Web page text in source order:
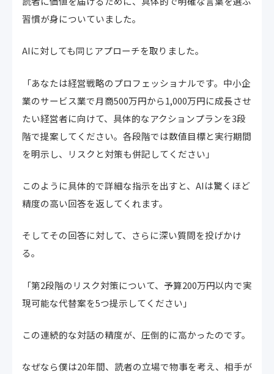
習慣が身についていました。
AIに対しても同じアプローチを取りました。
「あなたは経営戦略のプロフェッショナルです。中小企
業のサービス業で月商500万円から1,000万円に成長させ
たい経営者に向けて、具体的なアクションプランを3段
階で提案してください。各段階では数値目標と実行期間
を明示し、リスクと対策も併記してください」
このように具体的で詳細な指示を出すと、AIは驚くほど
精度の高い回答を返してくれます。
そしてその回答に対して、さらに深い質問を投げかけ
る。
「第2段階のリスク対策について、予算200万円以内で実
現可能な代替案を5つ提示してください」
この連続的な対話の精度が、圧倒的に高かったのです。
なぜなら僕は20年間、読者の立場で物事を考え、相手が